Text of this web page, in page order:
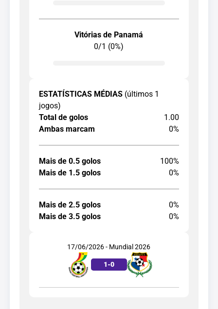
Vitórias de Panamá
0/1 (0%)
ESTATÍSTICAS MÉDIAS (últimos 1
jogos)
Total de golos
1.00
Ambas marcam
0%
Mais de 0.5 golos
100%
Mais de 1.5 golos
0%
Mais de 2.5 golos
0%
Mais de 3.5 golos
0%
17/06/2026 - Mundial 2026
1-0